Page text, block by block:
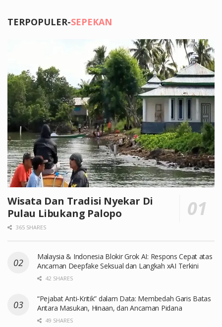
TERPOPULER-SEPEKAN
Wisata Dan Tradisi Nyekar Di
Pulau Libukang Palopo
365 SHARES
Malaysia & Indonesia Blokir Grok AI: Respons Cepat atas
Ancaman Deepfake Seksual dan Langkah xAI Terkini
42 SHARES
“Pejabat Anti-Kritik” dalam Data: Membedah Garis Batas
Antara Masukan, Hinaan, dan Ancaman Pidana
49 SHARES